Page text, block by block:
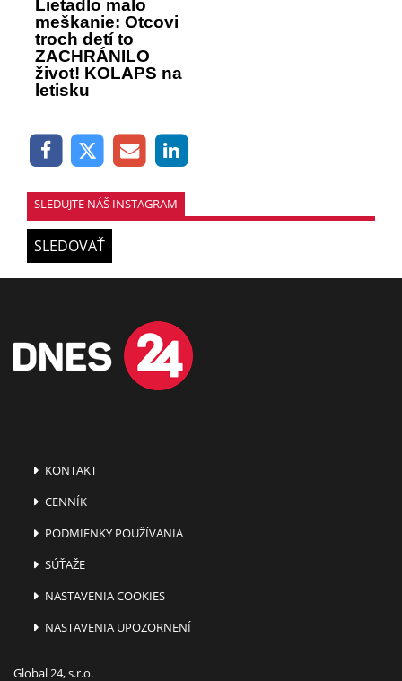
Lietadlo malo
meškanie: Otcovi
troch detí to
ZACHRÁNILO
život! KOLAPS na
letisku
SLEDUJTE NÁŠ INSTAGRAM
SLEDOVAŤ
KONTAKT
CENNÍK
PODMIENKY POUŽÍVANIA
SÚŤAŽE
NASTAVENIA COOKIES
NASTAVENIA UPOZORNENÍ
Global 24, s.r.o.